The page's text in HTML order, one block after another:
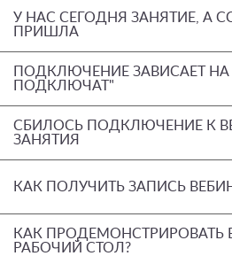
У НАС СЕГОДНЯ ЗАНЯТИЕ, А
ПРИШЛА
ПОДКЛЮЧЕНИЕ ЗАВИСАЕТ
ПОДКЛЮЧАТ"
СБИЛОСЬ ПОДКЛЮЧЕНИЕ К
ЗАНЯТИЯ
КАК ПОЛУЧИТЬ ЗАПИСЬ
КАК ПРОДЕМОНСТРИРОВАТЬ
РАБОЧИЙ СТОЛ?